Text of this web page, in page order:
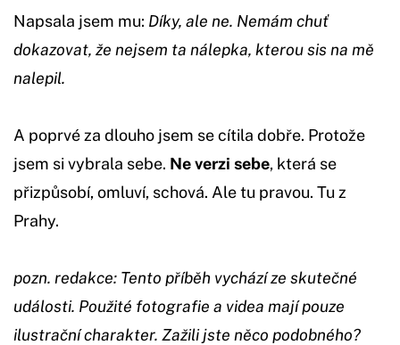
Napsala jsem mu: Díky, ale ne. Nemám chuť
dokazovat, že nejsem ta nálepka, kterou sis na mě
nalepil.
A poprvé za dlouho jsem se cítila dobře. Protože
jsem si vybrala sebe. Ne verzi sebe, která se
přizpůsobí, omluví, schová. Ale tu pravou. Tu z
Prahy.
pozn. redakce: Tento příběh vychází ze skutečné
události. Použité fotografie a videa mají pouze
ilustrační charakter. Zažili jste něco podobného?